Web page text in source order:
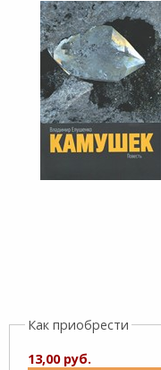
Как приобрести
13,00 руб.